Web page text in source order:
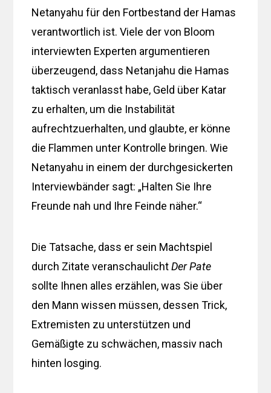
Netanyahu für den Fortbestand der Hamas
verantwortlich ist. Viele der von Bloom
interviewten Experten argumentieren
überzeugend, dass Netanjahu die Hamas
taktisch veranlasst habe, Geld über Katar
zu erhalten, um die Instabilität
aufrechtzuerhalten, und glaubte, er könne
die Flammen unter Kontrolle bringen. Wie
Netanyahu in einem der durchgesickerten
Interviewbänder sagt: „Halten Sie Ihre
Freunde nah und Ihre Feinde näher.“
Die Tatsache, dass er sein Machtspiel
durch Zitate veranschaulichtDer Pate
sollte Ihnen alles erzählen, was Sie über
den Mann wissen müssen, dessen Trick,
Extremisten zu unterstützen und
Gemäßigte zu schwächen, massiv nach
hinten losging.